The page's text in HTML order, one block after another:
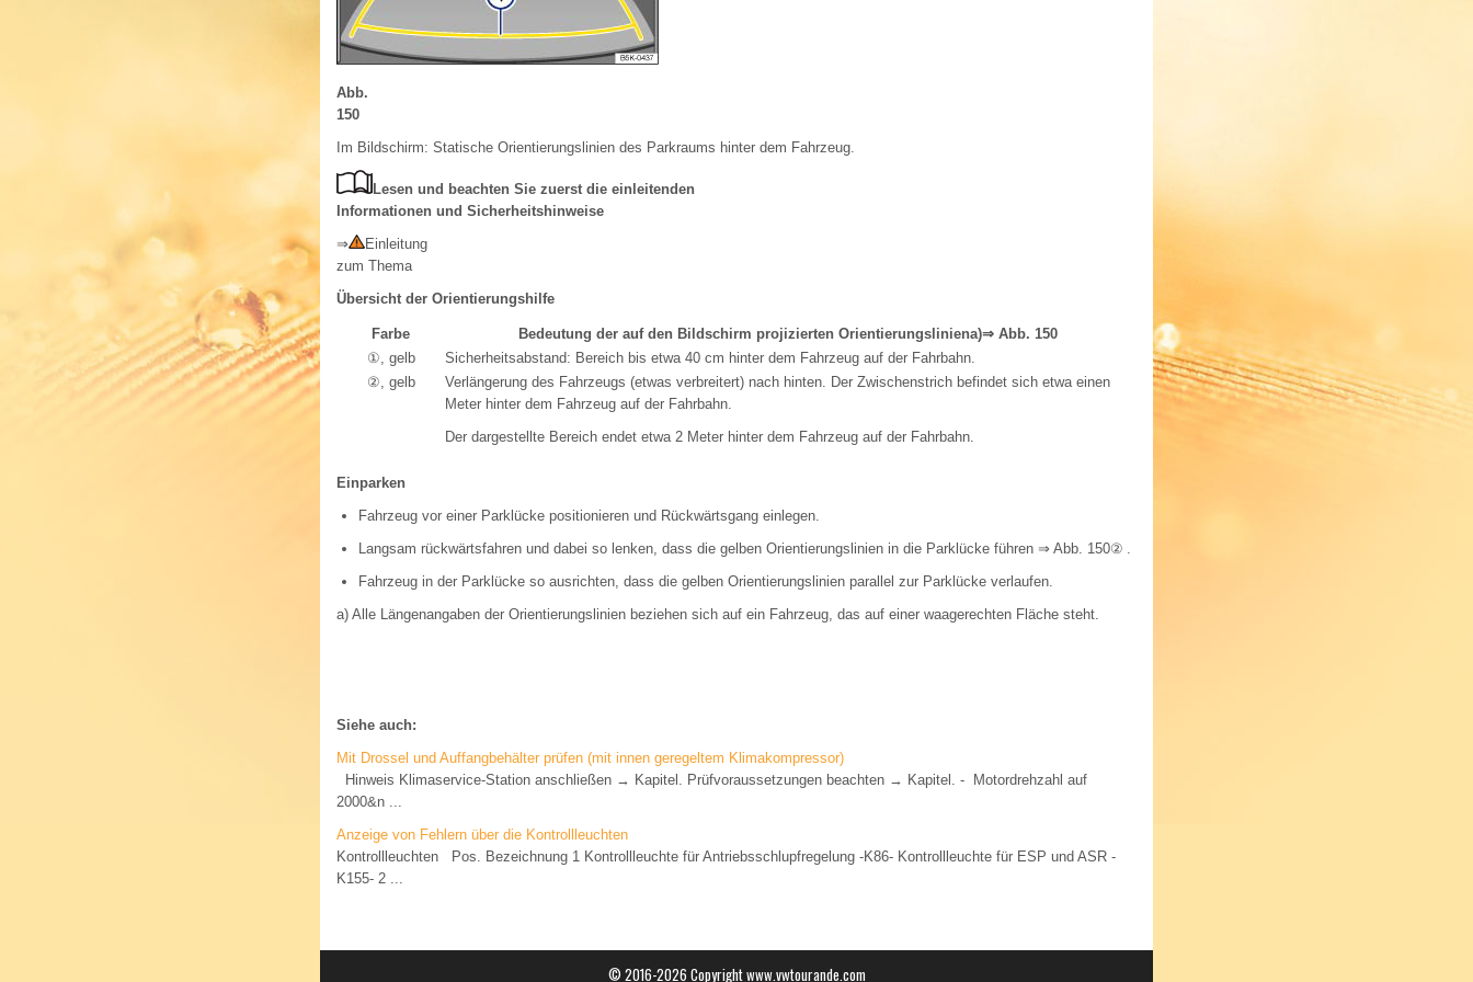
Abb.
150
Im Bildschirm: Statische Orientierungslinien des Parkraums hinter dem Fahrzeug.
Lesen und beachten Sie zuerst die einleitenden
Informationen und Sicherheitshinweise
⇒
Einleitung
zum Thema
Übersicht der Orientierungshilfe
Farbe Bedeutung der auf den Bildschirm projizierten Orientierungsliniena)⇒ Abb. 150
①, gelb
Sicherheitsabstand: Bereich bis etwa 40 cm hinter dem Fahrzeug auf der Fahrbahn.
②, gelb
Verlängerung des Fahrzeugs (etwas verbreitert) nach hinten. Der Zwischenstrich befindet sich etwa einen
Meter hinter dem Fahrzeug auf der Fahrbahn.
Der dargestellte Bereich endet etwa 2 Meter hinter dem Fahrzeug auf der Fahrbahn.
Einparken
Fahrzeug vor einer Parklücke positionieren und Rückwärtsgang einlegen.
Langsam rückwärtsfahren und dabei so lenken, dass die gelben Orientierungslinien in die Parklücke führen ⇒ Abb. 150② .
Fahrzeug in der Parklücke so ausrichten, dass die gelben Orientierungslinien parallel zur Parklücke verlaufen.
a) Alle Längenangaben der Orientierungslinien beziehen sich auf ein Fahrzeug, das auf einer waagerechten Fläche steht.
Siehe auch:
Mit Drossel und Auffangbehälter prüfen (mit innen geregeltem Klimakompressor)
Hinweis Klimaservice-Station anschließen → Kapitel. Prüfvoraussetzungen beachten → Kapitel. - Motordrehzahl auf
2000&n ...
Anzeige von Fehlern über die Kontrollleuchten
Kontrollleuchten Pos. Bezeichnung 1 Kontrollleuchte für Antriebsschlupfregelung -K86- Kontrollleuchte für ESP und ASR -
K155- 2 ...
© 2016-2026 Copyright www.vwtourande.com